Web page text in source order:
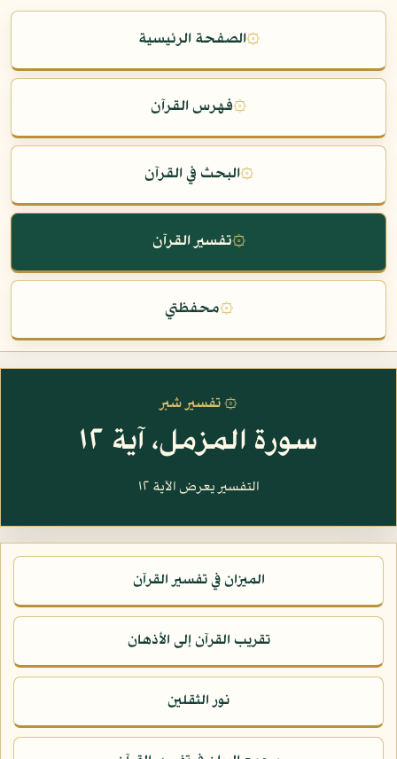
۞الصفحة الرئيسية
۞فهرس القرآن
۞البحث في القرآن
۞تفسير القرآن
۞محفظتي
۞ تفسير شبر
سورة المزمل، آية ١٢
التفسير يعرض الآية ١٢
الميزان في تفسير القرآن
تقريب القرآن إلى الأذهان
نور الثقلين